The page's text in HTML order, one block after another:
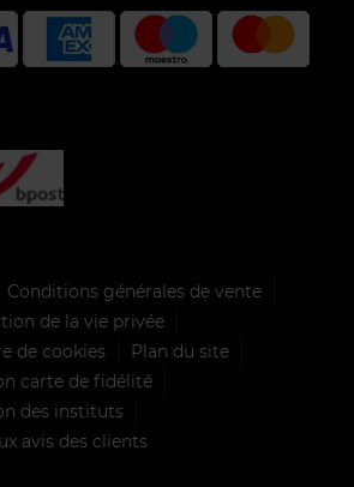
Conditions générales de vente
de la vie privée
de cookies
Plan du site
carte de fidélité
des instituts
avis des clients